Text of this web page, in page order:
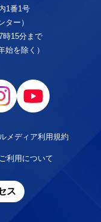
1番1号
ター）
時15分まで
始を除く）
メディア利用規約
利用について
ス